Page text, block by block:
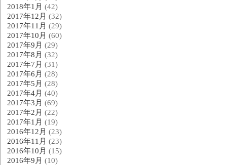
2018年1月 (42)
2017年12月 (32)
2017年11月 (29)
2017年10月 (60)
2017年9月 (29)
2017年8月 (32)
2017年7月 (31)
2017年6月 (28)
2017年5月 (28)
2017年4月 (40)
2017年3月 (69)
2017年2月 (22)
2017年1月 (19)
2016年12月 (23)
2016年11月 (23)
2016年10月 (15)
2016年9月 (10)